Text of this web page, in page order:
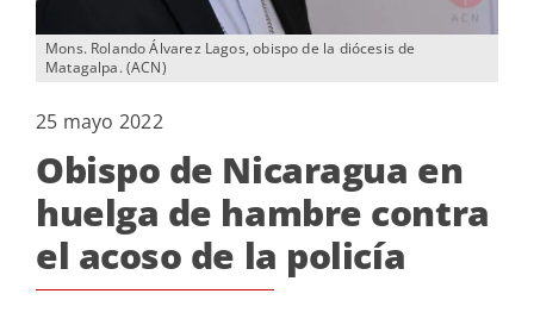
Mons. Rolando Álvarez Lagos, obispo de la diócesis de
Matagalpa. (ACN)
25 mayo 2022
Obispo de Nicaragua en
huelga de hambre contra
el acoso de la policía